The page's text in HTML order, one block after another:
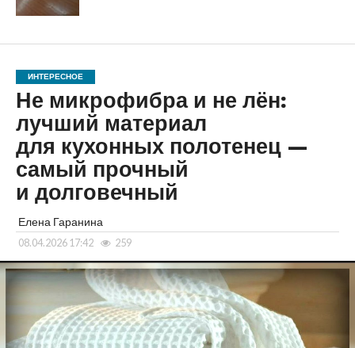
ИНТЕРЕСНОЕ
Не микрофибра и не лён:
лучший материал
для кухонных полотенец —
самый прочный
и долговечный
Елена Гаранина
08.04.2026 17:42 259